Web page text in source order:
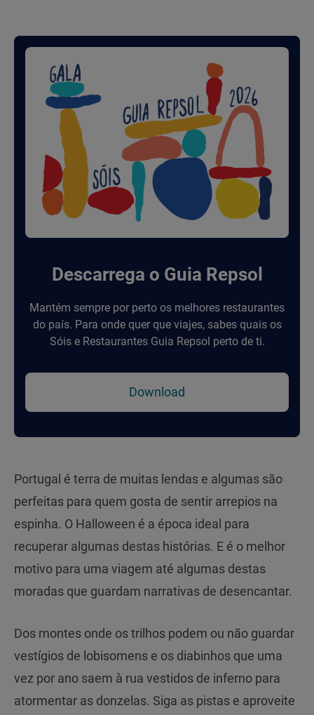
Descarrega o Guia Repsol
Mantém sempre por perto os melhores restaurantes
do país. Para onde quer que viajes, sabes quais os
Sóis e Restaurantes Guia Repsol perto de ti.
Download
Portugal é terra de muitas lendas e algumas são
perfeitas para quem gosta de sentir arrepios na
espinha. O Halloween é a época ideal para
recuperar algumas destas histórias. E é o melhor
motivo para uma viagem até algumas destas
moradas que guardam narrativas de desencantar.
Dos montes onde os trilhos podem ou não guardar
vestígios de lobisomens e os diabinhos que uma
vez por ano saem à rua vestidos de inferno para
atormentar as donzelas. Siga as pistas e aproveite